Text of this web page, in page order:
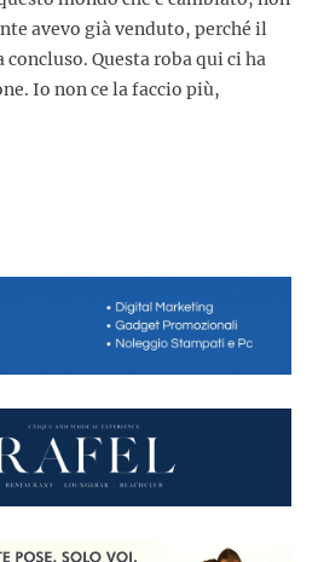
avevo già venduto, perché il
Questa roba qui ci ha
Io non ce la faccio più,